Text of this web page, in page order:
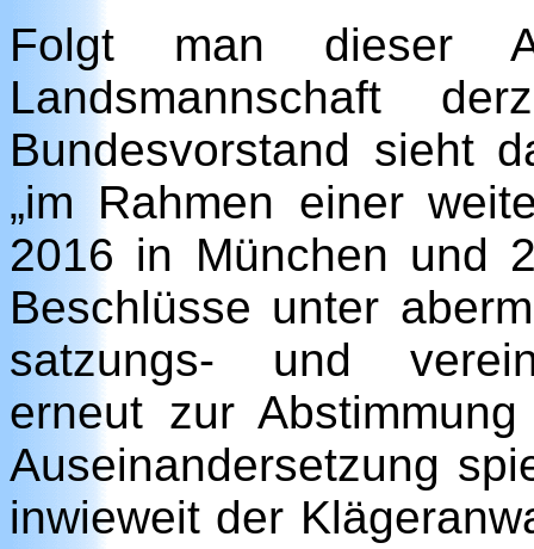
Folgt man dieser
Landsmannschaft
Bundesvorstand sieht
„im Rahmen einer
2016 in München und
Beschlüsse unter
satzungs- und
erneut zur
Auseinandersetzung
inwieweit der